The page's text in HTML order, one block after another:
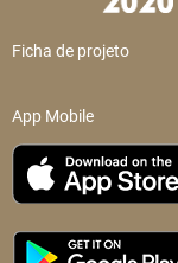
Ficha de projeto
App Mobile